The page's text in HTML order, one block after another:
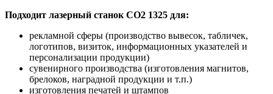
Подходит лазерный станок СО2 1325 для:
рекламной сферы (производство вывесок, табличек,
логотипов, визиток, информационных указателей и
персонализации продукции)
сувенирного производства (изготовления магнитов,
брелоков, наградной продукции и т.п.)
изготовления печатей и штампов